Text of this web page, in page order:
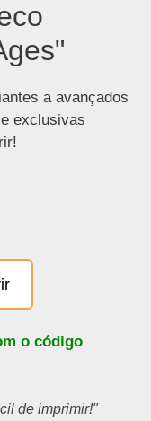
a avançados
exclusivas
o código
de imprimir!"